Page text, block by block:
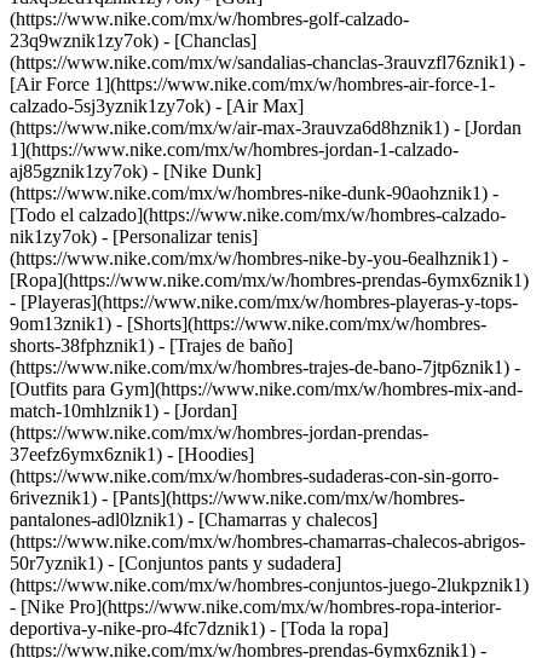
(https://www.nike.com/mx/w/hombres-golf-calzado-
23q9wznik1zy7ok) - [Chanclas]
(https://www.nike.com/mx/w/sandalias-chanclas-3rauvzfl76znik1) -
[Air Force 1](https://www.nike.com/mx/w/hombres-air-force-1-
calzado-5sj3yznik1zy7ok) - [Air Max]
(https://www.nike.com/mx/w/air-max-3rauvza6d8hznik1) - [Jordan
1](https://www.nike.com/mx/w/hombres-jordan-1-calzado-
aj85gznik1zy7ok) - [Nike Dunk]
(https://www.nike.com/mx/w/hombres-nike-dunk-90aohznik1) -
[Todo el calzado](https://www.nike.com/mx/w/hombres-calzado-
nik1zy7ok) - [Personalizar tenis]
(https://www.nike.com/mx/w/hombres-nike-by-you-6ealhznik1) -
[Ropa](https://www.nike.com/mx/w/hombres-prendas-6ymx6znik1)
- [Playeras](https://www.nike.com/mx/w/hombres-playeras-y-tops-
9om13znik1) - [Shorts](https://www.nike.com/mx/w/hombres-
shorts-38fphznik1) - [Trajes de baño]
(https://www.nike.com/mx/w/hombres-trajes-de-bano-7jtp6znik1) -
[Outfits para Gym](https://www.nike.com/mx/w/hombres-mix-and-
match-10mhlznik1) - [Jordan]
(https://www.nike.com/mx/w/hombres-jordan-prendas-
37eefz6ymx6znik1) - [Hoodies]
(https://www.nike.com/mx/w/hombres-sudaderas-con-sin-gorro-
6riveznik1) - [Pants](https://www.nike.com/mx/w/hombres-
pantalones-adl0lznik1) - [Chamarras y chalecos]
(https://www.nike.com/mx/w/hombres-chamarras-chalecos-abrigos-
50r7yznik1) - [Conjuntos pants y sudadera]
(https://www.nike.com/mx/w/hombres-conjuntos-juego-2lukpznik1)
- [Nike Pro](https://www.nike.com/mx/w/hombres-ropa-interior-
deportiva-y-nike-pro-4fc7dznik1) - [Toda la ropa]
(https://www.nike.com/mx/w/hombres-prendas-6ymx6znik1) -